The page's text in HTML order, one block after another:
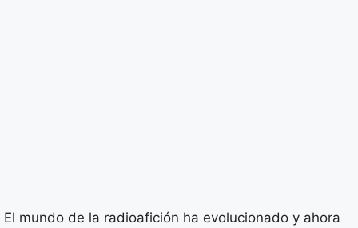
El mundo de la radioafición ha evolucionado y ahora